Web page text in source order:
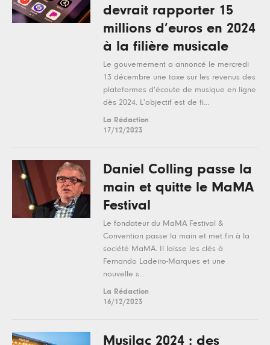
devrait rapporter 15
millions d’euros en 2024
à la filière musicale
Le gouvernement a annoncé le mercredi
13 décembre une taxe sur les revenus des
plateformes d'écoute de musique en ligne
dès 2024. L'objectif est de fi...
La Rédaction
17/12/2023
Daniel Colling passe la
main et quitte le MaMA
Festival
Le fondateur du MaMA Festival &
Convention passe la main et met fin à la
société MaMA. Il laisse les clés à
Fernando Ladeiro-Marques et une
nouvelle s...
La Rédaction
16/12/2023
Musilac 2024 : des